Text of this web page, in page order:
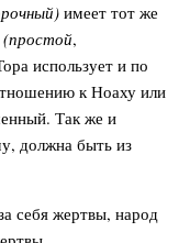
имеет тот же
,
использует и по
к Ноаху или
Так же и
должна быть из
себя жертвы, народ